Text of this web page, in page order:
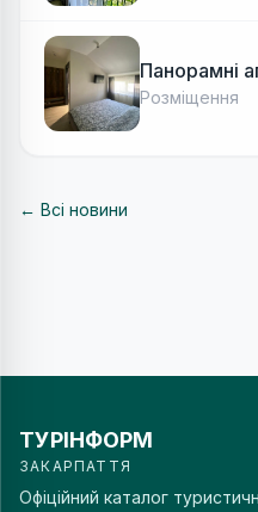
Панорамні
Розміщення
← Всі новини
ТУРІНФОРМ
ЗАКАРПАТТЯ
Офіційний каталог